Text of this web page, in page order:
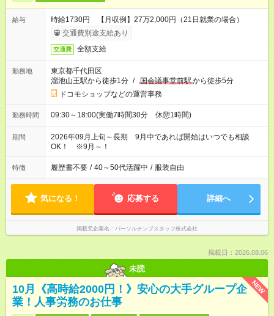
給与
時給1730円 【月収例】27万2,000円（21日就業の場合）
交通費別途支給あり
交通費 全額支給
勤務地
東京都千代田区
溜池山王駅から徒歩1分 / 国会議事堂前駅から徒歩5分
ドコモショップなどの運営事務
勤務時間 09:30～18:00(実働7時間30分 休憩1時間)
期間
2026年09月上旬～長期 9月中であれば開始はいつでも相談
OK！ ※9月～！
特徴 履歴書不要 / 40～50代活躍中 / 服装自由
気になる！ 応募する 詳細へ
掲載元企業名 パーソルテンプスタッフ株式会社
掲載日：2026.08.06
未読
NEW
10月《高時給2000円！》安心の大手グループ企
業！人事労務のお仕事